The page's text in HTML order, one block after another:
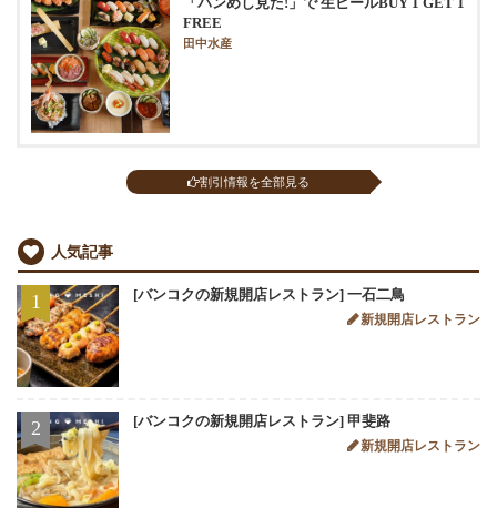
FREE
田中水産
割引情報を全部見る
人気記事
1 [バンコクの新規開店レストラン] 一石二鳥
新規開店レストラン
2 [バンコクの新規開店レストラン] 甲斐路
新規開店レストラン